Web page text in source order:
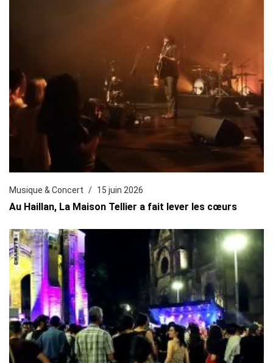
Musique & Concert 15 juin 2026
Au Haillan, La Maison Tellier a fait lever les cœurs